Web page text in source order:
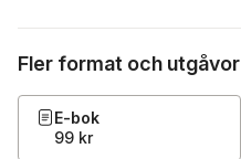
Fler format och utgåvor
E-bok
99 kr